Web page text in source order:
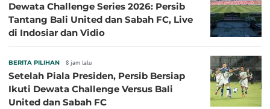
Dewata Challenge Series 2026: Persib
Tantang Bali United dan Sabah FC, Live
di Indosiar dan Vidio
BERITA PILIHAN 8 jam lalu
Setelah Piala Presiden, Persib Bersiap
Ikuti Dewata Challenge Versus Bali
United dan Sabah FC